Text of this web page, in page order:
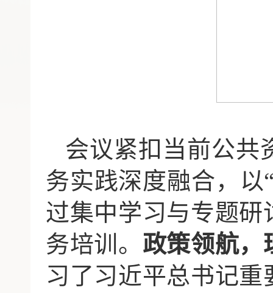
会议紧扣当前公共
务实践深度融合，以
过集中学习与专题
务培训。 政策领航，
习了习近平总书记